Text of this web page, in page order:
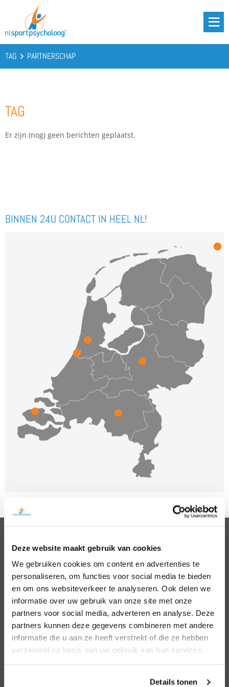
Deze website maakt gebruik van cookies
We gebruiken cookies om content en advertenties te
personaliseren, om functies voor social media te bieden
en om ons websiteverkeer te analyseren. Ook delen we
informatie over uw gebruik van onze site met onze
partners voor social media, adverteren en analyse. Deze
partners kunnen deze gegevens combineren met andere
informatie die u aan ze heeft verstrekt of die ze hebben
verzameld op basis van uw gebruik van hun services.
Details tonen
CONTACT
TAG PARTNERSCHAP
TAG
Er zijn (nog) geen berichten geplaatst.
BINNEN 24U CONTACT IN HEEL NL!
PSYCHOLOGEN
Noord Holland
Zuid Holland
Noord Brabant
Gelderland
Utrecht
Overijssel
Zeeland
Amsterdam
Almere
Hillegom
Den Bosch
Eindhoven
Den Haag
Leiden
Middelburg
Nijmegen
Roosendaal
Rotterdam